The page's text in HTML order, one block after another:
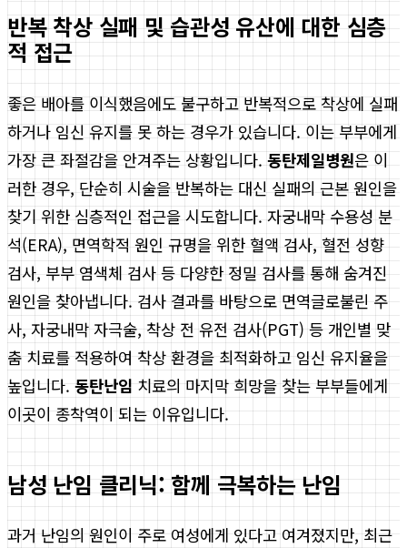
반복 착상 실패 및 습관성 유산에 대한 심층
적 접근
좋은 배아를 이식했음에도 불구하고 반복적으로 착상에 실패
하거나 임신 유지를 못 하는 경우가 있습니다. 이는 부부에게
가장 큰 좌절감을 안겨주는 상황입니다. 동탄제일병원은 이
러한 경우, 단순히 시술을 반복하는 대신 실패의 근본 원인을
찾기 위한 심층적인 접근을 시도합니다. 자궁내막 수용성 분
석(ERA), 면역학적 원인 규명을 위한 혈액 검사, 혈전 성향
검사, 부부 염색체 검사 등 다양한 정밀 검사를 통해 숨겨진
원인을 찾아냅니다. 검사 결과를 바탕으로 면역글로불린 주
사, 자궁내막 자극술, 착상 전 유전 검사(PGT) 등 개인별 맞
춤 치료를 적용하여 착상 환경을 최적화하고 임신 유지율을
높입니다. 동탄난임 치료의 마지막 희망을 찾는 부부들에게
이곳이 종착역이 되는 이유입니다.
남성 난임 클리닉: 함께 극복하는 난임
과거 난임의 원인이 주로 여성에게 있다고 여겨졌지만, 최근